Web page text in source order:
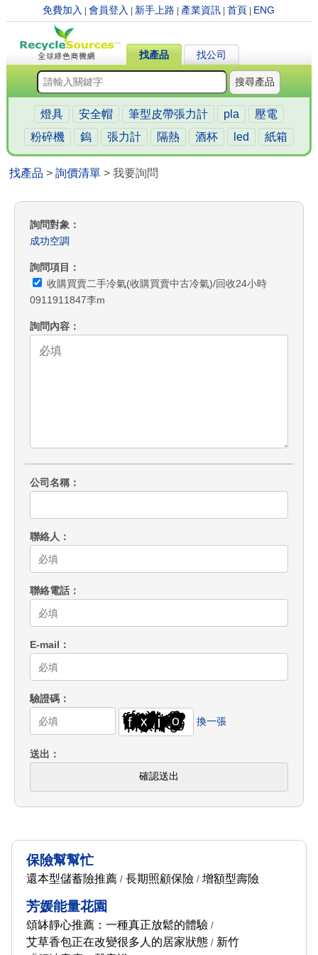
免費加入 |會員登入 新手上路 產業資訊 |首頁 ENG
找產品 找公司
搜尋產品
燈具 安全帽 筆型皮帶張力計 pla
壓電
粉碎機
鎢 張力計 隔熱 酒杯 led 紙箱
找產品 >詢價清單 > 我要詢問
詢問對象
成功空調
詢問項目
收購買賣二手冷氣(收購買賣中古冷氣)/回收24小時
0911911847李m
詢問內容
公司名稱
聯絡人
聯絡電話
E-mail
驗證碼
換一張
送出
確認送出
保險幫幫忙
還本型儲蓄險推薦 / 長期照顧保險/ 增額型壽險
芳媛能量花園
頌缽靜心推薦：一種真正放鬆的體驗/
艾草香包正在改變很多人的居家狀態/ 新竹